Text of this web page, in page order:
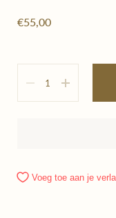
€55,00
Voeg toe aan je